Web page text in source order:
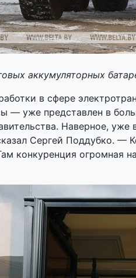
аккумуляторных
в сфере
— уже представлен в
Наверное,
Сергей Поддубко. —
конкуренция